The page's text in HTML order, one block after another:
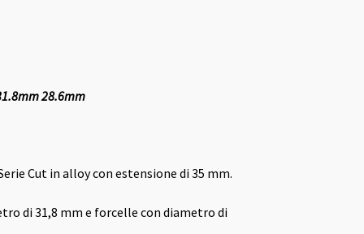
28.6mm
Cut in alloy con estensione di 35 mm.
di 31,8 mm e forcelle con diametro di